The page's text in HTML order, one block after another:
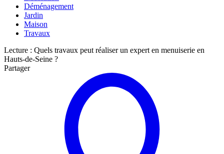
Déménagement
Jardin
Maison
Travaux
Lecture : Quels travaux peut réaliser un expert en menuiserie en
Hauts-de-Seine ?
Partager